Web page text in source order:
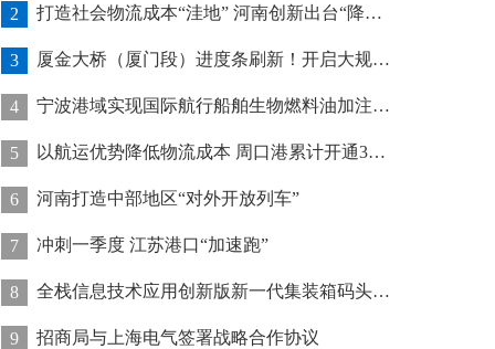
2 打造社会物流成本“洼地” 河南创新出台“降本16条”
3 厦金大桥（厦门段）进度条刷新！开启大规模桥梁装配化施工新阶段
4 宁波港域实现国际航行船舶生物燃料油加注“零突破”
5 以航运优势降低物流成本 周口港累计开通32条集装箱航线
6 河南打造中部地区“对外开放列车”
7 冲刺一季度 江苏港口“加速跑”
8 全栈信息技术应用创新版新一代集装箱码头管控系统在天津港上线运行
9 招商局与上海电气签署战略合作协议